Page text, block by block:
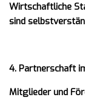
Wirtschaftliche
sind
4. Partnerschaft
Mitglieder und